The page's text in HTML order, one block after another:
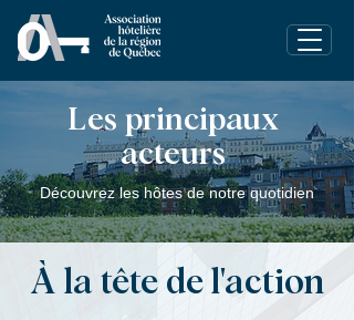
Les principaux
acteurs
Découvrez les hôtes de notre quotidien
À la tête de l'action